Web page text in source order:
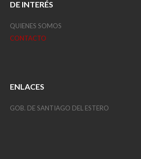
DE INTERÉS
QUIENES SOMOS
CONTACTO
ENLACES
GOB. DE SANTIAGO DEL ESTERO